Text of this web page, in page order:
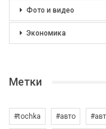
Фото и видео
Экономика
Метки
#tochka #авто